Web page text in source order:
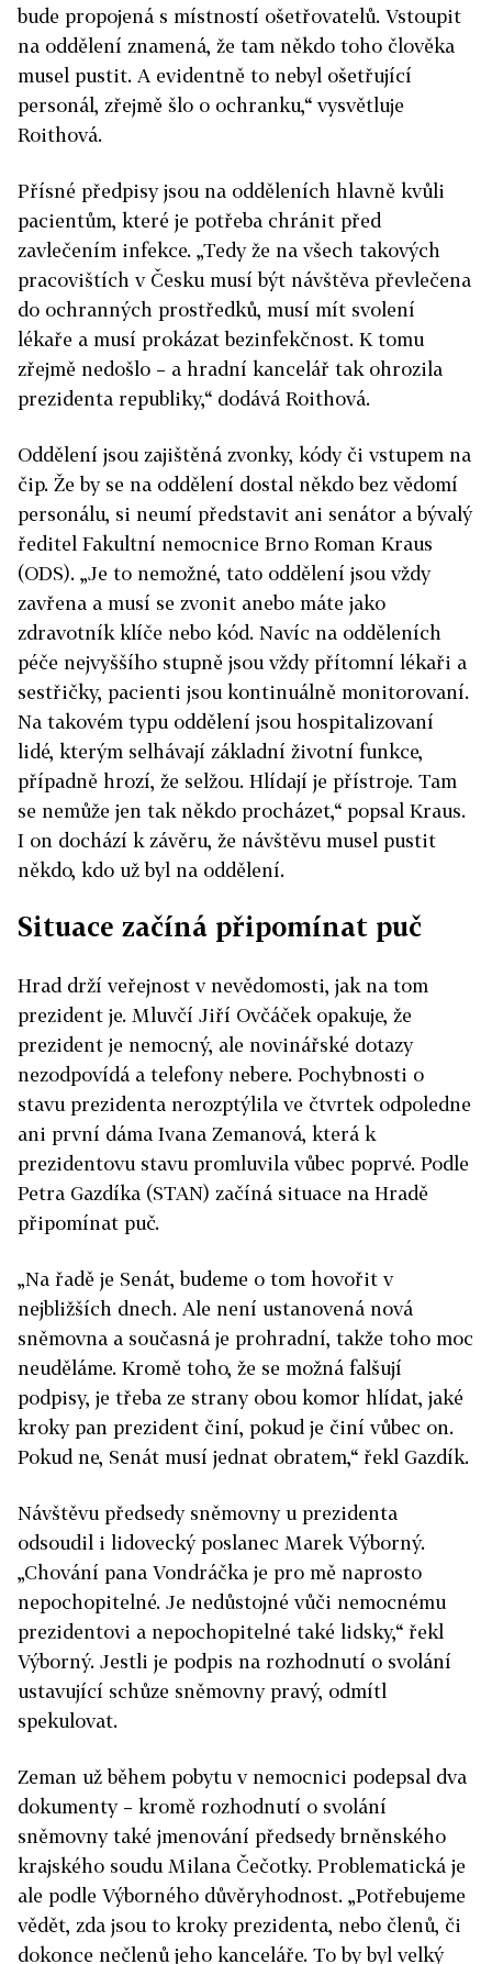
bude propojená s místností ošetřovatelů. Vstoupit
na oddělení znamená, že tam někdo toho člověka
musel pustit. A evidentně to nebyl ošetřující
personál, zřejmě šlo o ochranku,“ vysvětluje
Roithová.
Přísné předpisy jsou na odděleních hlavně kvůli
pacientům, které je potřeba chránit před
zavlečením infekce. „Tedy že na všech takových
pracovištích v Česku musí být návštěva převlečena
do ochranných prostředků, musí mít svolení
lékaře a musí prokázat bezinfekčnost. K tomu
zřejmě nedošlo – a hradní kancelář tak ohrozila
prezidenta republiky,“ dodává Roithová.
Oddělení jsou zajištěná zvonky, kódy či vstupem na
čip. Že by se na oddělení dostal někdo bez vědomí
personálu, si neumí představit ani senátor a bývalý
ředitel Fakultní nemocnice Brno Roman Kraus
(ODS). „Je to nemožné, tato oddělení jsou vždy
zavřena a musí se zvonit anebo máte jako
zdravotník klíče nebo kód. Navíc na odděleních
péče nejvyššího stupně jsou vždy přítomní lékaři a
sestřičky, pacienti jsou kontinuálně monitorovaní.
Na takovém typu oddělení jsou hospitalizovaní
lidé, kterým selhávají základní životní funkce,
případně hrozí, že selžou. Hlídají je přístroje. Tam
se nemůže jen tak někdo procházet,“ popsal Kraus.
I on dochází k závěru, že návštěvu musel pustit
někdo, kdo už byl na oddělení.
Situace začíná připomínat puč
Hrad drží veřejnost v nevědomosti, jak na tom
prezident je. Mluvčí Jiří Ovčáček opakuje, že
prezident je nemocný, ale novinářské dotazy
nezodpovídá a telefony nebere. Pochybnosti o
stavu prezidenta nerozptýlila ve čtvrtek odpoledne
ani první dáma Ivana Zemanová, která k
prezidentovu stavu promluvila vůbec poprvé. Podle
Petra Gazdíka (STAN) začíná situace na Hradě
připomínat puč.
„Na řadě je Senát, budeme o tom hovořit v
nejbližších dnech. Ale není ustanovená nová
sněmovna a současná je prohradní, takže toho moc
neuděláme. Kromě toho, že se možná falšují
podpisy, je třeba ze strany obou komor hlídat, jaké
kroky pan prezident činí, pokud je činí vůbec on.
Pokud ne, Senát musí jednat obratem,“ řekl Gazdík.
Návštěvu předsedy sněmovny u prezidenta
odsoudil i lidovecký poslanec Marek Výborný.
„Chování pana Vondráčka je pro mě naprosto
nepochopitelné. Je nedůstojné vůči nemocnému
prezidentovi a nepochopitelné také lidsky,“ řekl
Výborný. Jestli je podpis na rozhodnutí o svolání
ustavující schůze sněmovny pravý, odmítl
spekulovat.
Zeman už během pobytu v nemocnici podepsal dva
dokumenty – kromě rozhodnutí o svolání
sněmovny také jmenování předsedy brněnského
krajského soudu Milana Čečotky. Problematická je
ale podle Výborného důvěryhodnost. „Potřebujeme
vědět, zda jsou to kroky prezidenta, nebo členů, či
dokonce nečlenů jeho kanceláře. To by byl velký